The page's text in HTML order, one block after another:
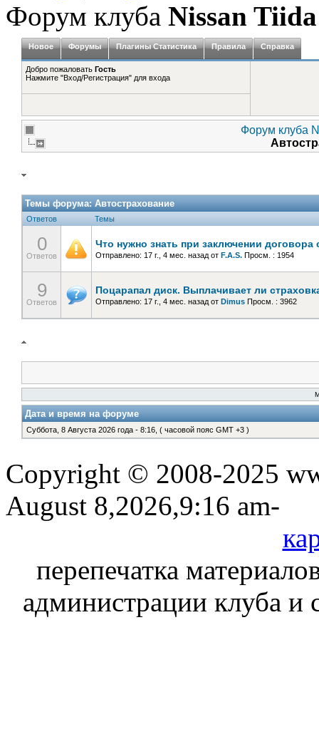
Форум клуба Nissan Tiida
Новое Форумы Плагины Статистика Правила Справка
Добро пожаловать Гость
Нажмите "Вход/Регистрация" для входа
Форум клуба
Темы форума:Автострахование
Ответов Темы
0
Ответов
Что нужно знать при заключении
Отправлено: 17 г., 4 мес. назад от F.A.S. Просм. : 1954
9
Ответов
Поцарапал диск. Выплачивает ли
Отправлено: 17 г., 4 мес. назад от Dimus Просм. : 3962
Дата и время на форуме
Суббота, 8 Августа 2026 года - 8:16, ( часовой пояс GMT +3 )
Copyright © 2008-2025
August 8,2026,9:16 am-
перепечатка
администрации клуба и